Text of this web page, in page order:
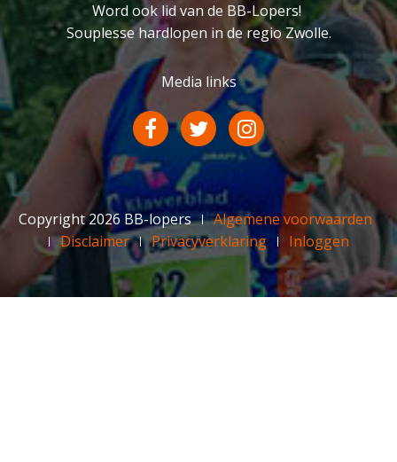
Word ook lid van de BB-Lopers!
Souplesse hardlopen in de regio Zwolle.
Media links
Copyright 2026 BB-lopers
Algemene voorwaarden
Disclaimer
Privacyverklaring Inloggen